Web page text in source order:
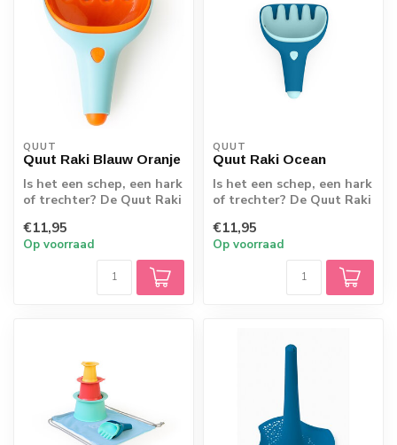
QUUT
Quut Raki Blauw Oranje
Is het een schep, een hark
of trechter? De Quut Raki
de...
€11,95
Op voorraad
QUUT
Quut Raki Ocean
Is het een schep, een hark
of trechter? De Quut Raki
de...
€11,95
Op voorraad